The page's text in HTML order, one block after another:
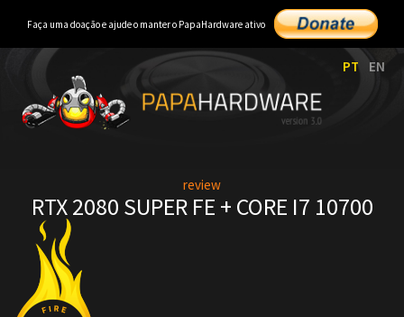
Faça uma doação e ajude o manter o PapaHardware ativo
PT EN
review
RTX 2080 SUPER FE + CORE I7 10700